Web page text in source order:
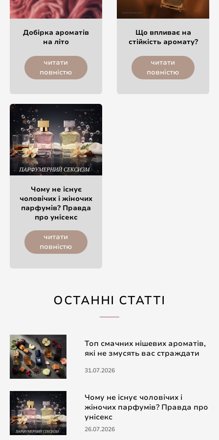
Добірка ароматів
на літо
читати
повністю
Що впливає на
стійкість аромату?
читати
повністю
Чому не існує
чоловічих і жіночих
парфумів? Правда
про унісекс
читати
повністю
ОСТАННІ СТАТТІ
Топ смачних нішевих ароматів,
які не змусять вас страждати
31.07.2026
Чому не існує чоловічих і
жіночих парфумів? Правда про
унісекс
26.07.2026